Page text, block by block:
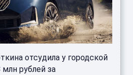
отсудила у городской
рублей за